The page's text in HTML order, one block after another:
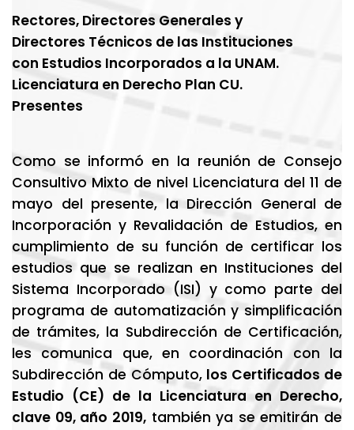
Rectores, Directores Generales y
Directores Técnicos de las Instituciones
con Estudios Incorporados a la UNAM.
Licenciatura en Derecho Plan CU.
Presentes
Como se informó en la reunión de Consejo
Consultivo Mixto de nivel Licenciatura del 11 de
mayo del presente, la Dirección General de
Incorporación y Revalidación de Estudios, en
cumplimiento de su función de certificar los
estudios que se realizan en Instituciones del
Sistema Incorporado (ISI) y como parte del
programa de automatización y simplificación
de trámites, la Subdirección de Certificación,
les comunica que, en coordinación con la
Subdirección de Cómputo, los Certificados de
Estudio (CE) de la Licenciatura en Derecho,
clave 09, año 2019,también ya se emitirán de